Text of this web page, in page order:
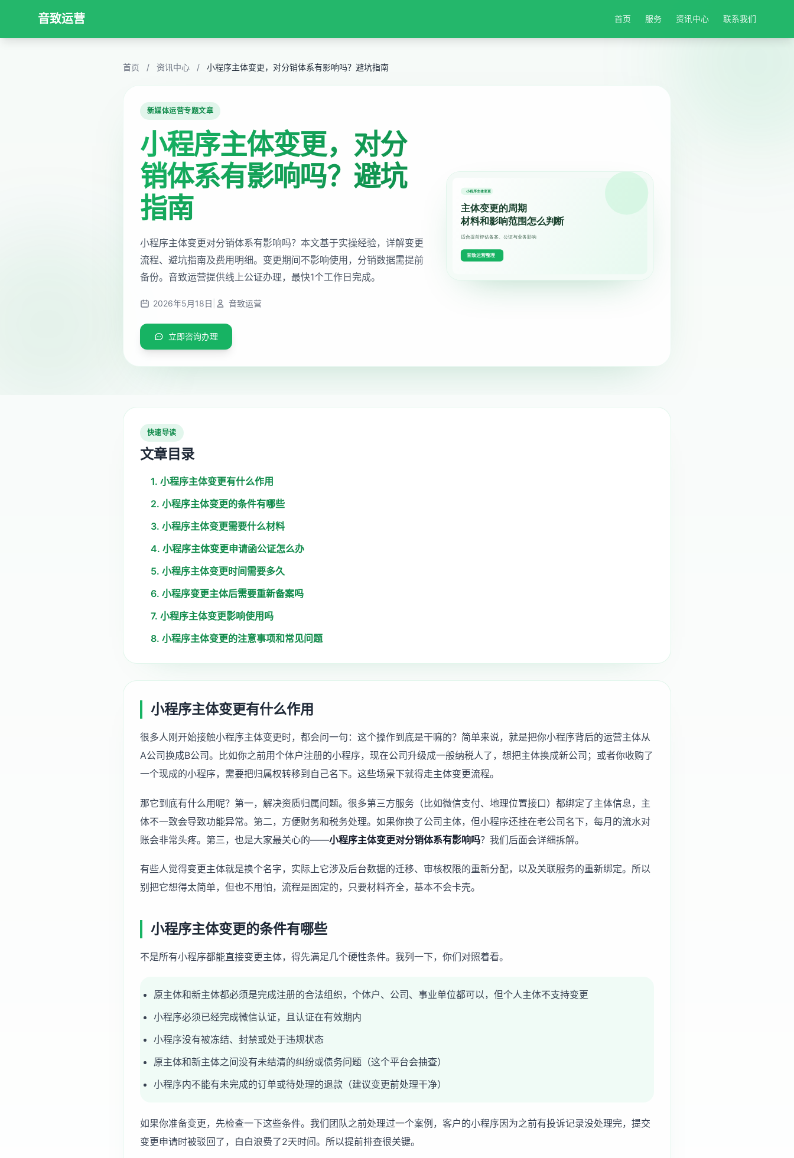
音致运营 首页 服务 资讯中心 联系我们
首页 / 资讯中心 / 小程序主体变更，对分销体系有影响吗？避坑指南
新媒体运营专题文章
小程序主体变更，对分
销体系有影响吗？避坑
指南
小程序主体变更对分销体系有影响吗？本文基于实操经验，详解变更
流程、避坑指南及费用明细。变更期间不影响使用，分销数据需提前
备份。音致运营提供线上公证办理，最快1个工作日完成。
2026年5月18日 音致运营
立即咨询办理
快速导读
文章目录
1. 小程序主体变更有什么作用
2. 小程序主体变更的条件有哪些
3. 小程序主体变更需要什么材料
4. 小程序主体变更申请函公证怎么办
5. 小程序主体变更时间需要多久
6. 小程序变更主体后需要重新备案吗
7. 小程序主体变更影响使用吗
8. 小程序主体变更的注意事项和常见问题
小程序主体变更有什么作用
很多人刚开始接触小程序主体变更时，都会问一句：这个操作到底是干嘛的？简单来说，就是把你小程序背后的运营主体从
A公司换成B公司。比如你之前用个体户注册的小程序，现在公司升级成一般纳税人了，想把主体换成新公司；或者你收购了
一个现成的小程序，需要把归属权转移到自己名下。这些场景下就得走主体变更流程。
那它到底有什么用呢？第一，解决资质归属问题。很多第三方服务（比如微信支付、地理位置接口）都绑定了主体信息，主
体不一致会导致功能异常。第二，方便财务和税务处理。如果你换了公司主体，但小程序还挂在老公司名下，每月的流水对
账会非常头疼。第三，也是大家最关心的——小程序主体变更对分销体系有影响吗？我们后面会详细拆解。
有些人觉得变更主体就是换个名字，实际上它涉及后台数据的迁移、审核权限的重新分配，以及关联服务的重新绑定。所以
别把它想得太简单，但也不用怕，流程是固定的，只要材料齐全，基本不会卡壳。
小程序主体变更的条件有哪些
不是所有小程序都能直接变更主体，得先满足几个硬性条件。我列一下，你们对照着看。
原主体和新主体都必须是完成注册的合法组织，个体户、公司、事业单位都可以，但个人主体不支持变更
小程序必须已经完成微信认证，且认证在有效期内
小程序没有被冻结、封禁或处于违规状态
原主体和新主体之间没有未结清的纠纷或债务问题（这个平台会抽查）
小程序内不能有未完成的订单或待处理的退款（建议变更前处理干净）
如果你准备变更，先检查一下这些条件。我们团队之前处理过一个案例，客户的小程序因为之前有投诉记录没处理完，提交
变更申请时被驳回了，白白浪费了2天时间。所以提前排查很关键。